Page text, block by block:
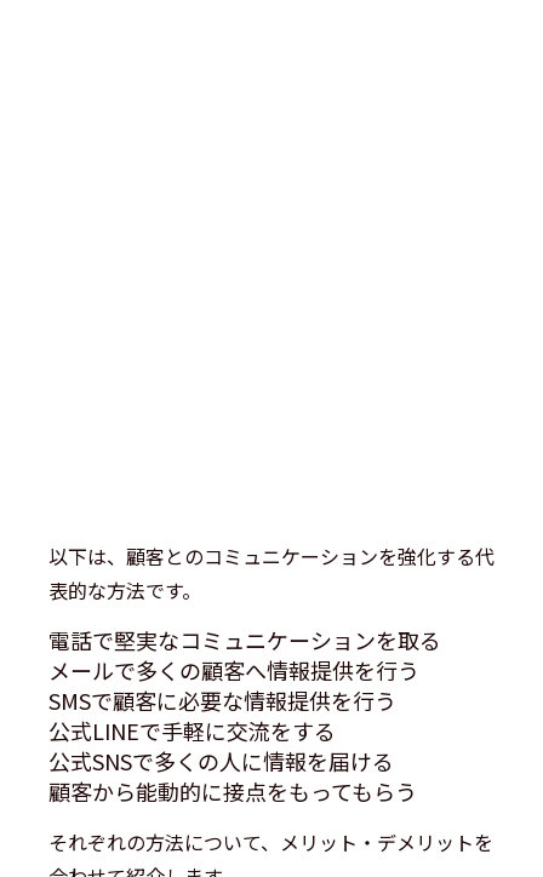
以下は、顧客とのコミュニケーションを強化する代
表的な方法です。
電話で堅実なコミュニケーションを取る
メールで多くの顧客へ情報提供を行う
SMSで顧客に必要な情報提供を行う
公式LINEで手軽に交流をする
公式SNSで多くの人に情報を届ける
顧客から能動的に接点をもってもらう
それぞれの方法について、メリット・デメリットを